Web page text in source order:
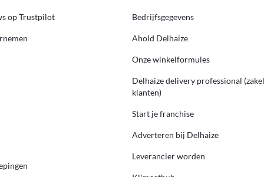
op Trustpilot Bedrijfsgegevens
Ahold Delhaize
Onze winkelformules
Delhaize delivery professional
klanten)
Start je franchise
Adverteren bij Delhaize
Leverancier worden